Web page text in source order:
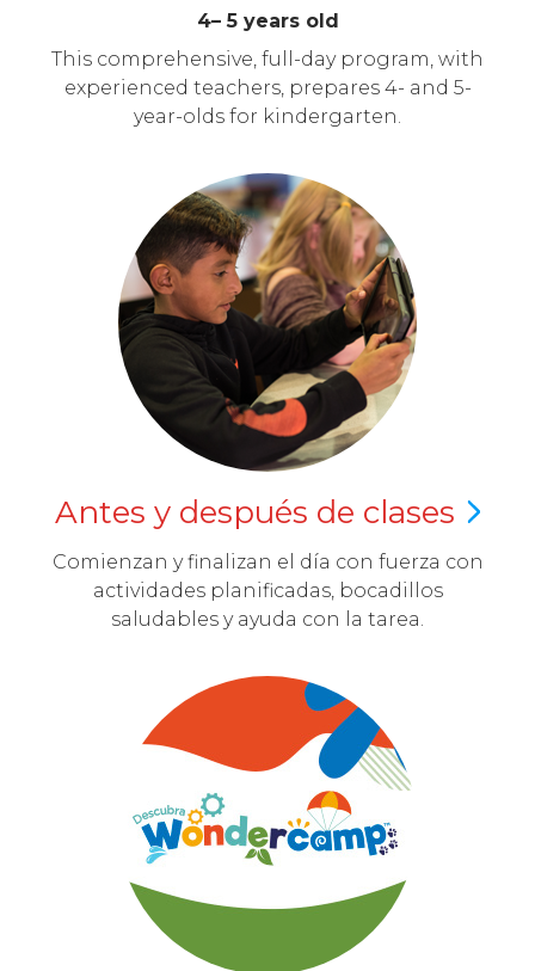
4– 5 years old
This comprehensive, full-day program, with
experienced teachers, prepares 4- and 5-
year-olds for kindergarten.
Antes y después de clases
Comienzan y finalizan el día con fuerza con
actividades planificadas, bocadillos
saludables y ayuda con la tarea.